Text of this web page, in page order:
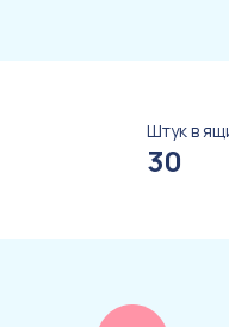
Штук в
30